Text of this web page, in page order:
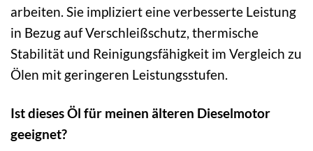
arbeiten. Sie impliziert eine verbesserte Leistung
in Bezug auf Verschleißschutz, thermische
Stabilität und Reinigungsfähigkeit im Vergleich zu
Ölen mit geringeren Leistungsstufen.
Ist dieses Öl für meinen älteren Dieselmotor
geeignet?